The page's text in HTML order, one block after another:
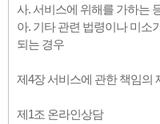
사. 서비스에 위해를 가하는
아. 기타 관련 법령이나 미소
되는 경우
제4장 서비스에 관한 책임의
제1조 온라인상담